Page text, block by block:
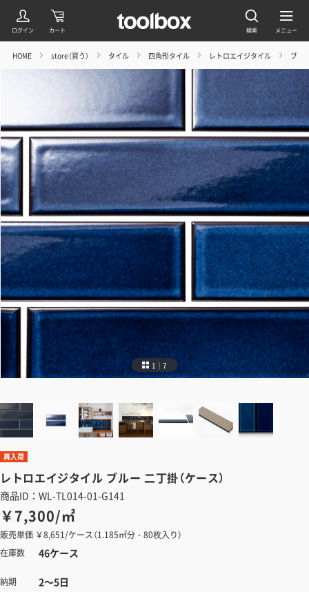
HOME store（買う） タイル 四角形タイル レトロエイジタイル ブル
1｜7
再入荷
レトロエイジタイル ブルー 二丁掛（ケース）
商品ID：WL-TL014-01-G141
￥7,300/㎡
販売単価 ￥8,651/ケース（1.185㎡分・80枚入り）
在庫数
46ケース
納期 2～5日